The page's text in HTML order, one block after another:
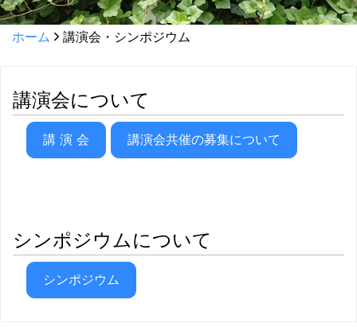
ホーム 講演会・シンポジウム
講演会について
講 演 会 講演会共催の募集について
シンポジウムについて
シンポジウム